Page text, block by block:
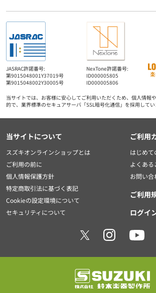
JASRAC許諾番号:
第9015048001Y37019号
第9015048002Y30005号
NexTone許諾番号:
ID000005805
ID000005806
当サイトでは、お客様に安心してご利用いただくため、個人情報
的で、業界標準のセキュアサーバ「SSL暗号化通信」を採用してい
当サイトについて
スズキオンラインショップとは
ご利用の前に
個人情報保護方針
特定商取引法に基づく表記
Cookieの設定環境について
セキュリティについて
ご利用
はじめて
よくある
お問い合
ご利用
ログイ